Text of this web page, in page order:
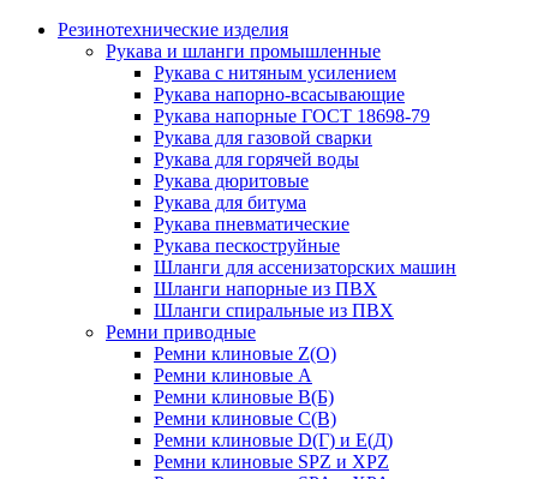
Резинотехнические изделия
Рукава и шланги промышленные
Рукава с нитяным усилением
Рукава напорно-всасывающие
Рукава напорные ГОСТ 18698-79
Рукава для газовой сварки
Рукава для горячей воды
Рукава дюритовые
Рукава для битума
Рукава пневматические
Рукава пескоструйные
Шланги для ассенизаторских машин
Шланги напорные из ПВХ
Шланги спиральные из ПВХ
Ремни приводные
Ремни клиновые Z(О)
Ремни клиновые А
Ремни клиновые В(Б)
Ремни клиновые С(В)
Ремни клиновые D(Г) и Е(Д)
Ремни клиновые SPZ и XPZ